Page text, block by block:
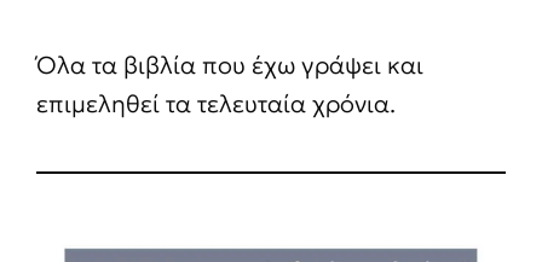
Όλα τα βιβλία που έχω γράψει και
επιμεληθεί τα τελευταία χρόνια.